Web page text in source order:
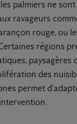
palmiers ne
ravageurs
rouge, ou
régions
paysagères
des
permet